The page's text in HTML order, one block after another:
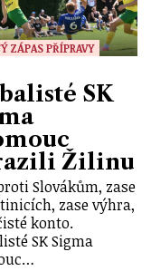
ZÁPAS PŘÍPRAVY
SK
Žilinu
Slovákům, zase
zase výhra,
konto.
SK Sigma